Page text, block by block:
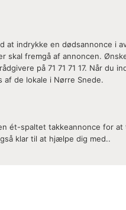
indrykke en dødsannonce i
skal fremgå af annoncen.
på 71 71 71 17. Når du
af de lokale i Nørre Snede.
ét-spaltet takkeannonce for at
klar til at hjælpe dig med..